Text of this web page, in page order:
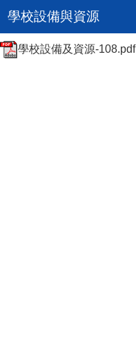
學校設備與資源
學校設備及資源-108.pdf